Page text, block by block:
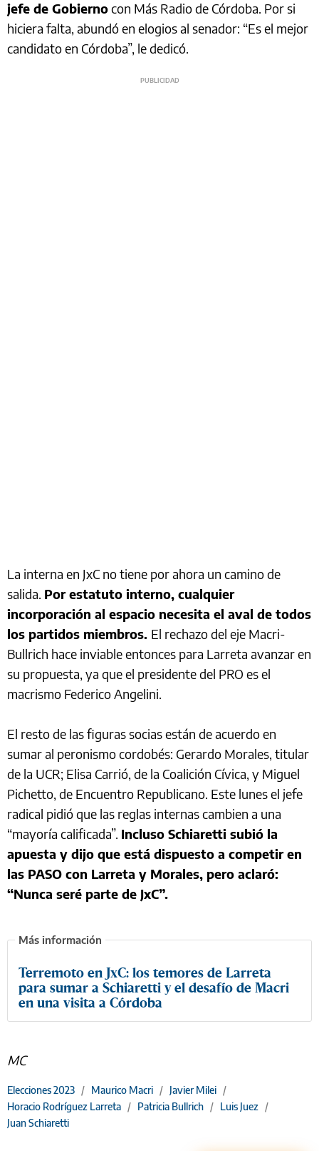
jefe de Gobiernocon Más Radio de Córdoba. Por si
hiciera falta, abundó en elogios al senador: “Es el mejor
candidato en Córdoba”, le dedicó.
La interna en JxC no tiene por ahora un camino de
salida. Por estatuto interno, cualquier
incorporación al espacio necesita el aval de todos
los partidos miembros. El rechazo del eje Macri-
Bullrich hace inviable entonces para Larreta avanzar en
su propuesta, ya que el presidente del PRO es el
macrismo Federico Angelini.
El resto de las figuras socias están de acuerdo en
sumar al peronismo cordobés: Gerardo Morales, titular
de la UCR; Elisa Carrió, de la Coalición Cívica, y Miguel
Pichetto, de Encuentro Republicano. Este lunes el jefe
radical pidió que las reglas internas cambien a una
“mayoría calificada”. Incluso Schiaretti subió la
apuesta y dijo que está dispuesto a competir en
las PASO con Larreta y Morales, pero aclaró:
“Nunca seré parte de JxC”.
Terremoto en JxC: los temores de Larreta
para sumar a Schiaretti y el desafío de Macri
en una visita a Córdoba
MC
Elecciones 2023 / Maurico Macri / Javier Milei /
Horacio Rodríguez Larreta / Patricia Bullrich / Luis Juez /
Juan Schiaretti